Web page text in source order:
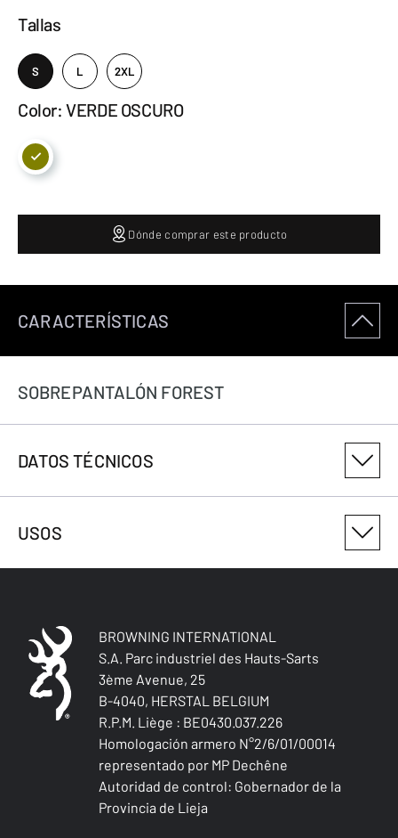
Tallas
S L 2XL
Color: VERDE OSCURO
Dónde comprar este producto
CARACTERÍSTICAS
SOBREPANTALÓN FOREST
DATOS TÉCNICOS
3009264001
IMPERMEABLE
A PRUEBA DE VIENTO
AISLAMIENTO TÉRMICO
USOS
USOS
BROWNING INTERNATIONAL
S.A. Parc industriel des Hauts-Sarts
3ème Avenue, 25
B-4040, HERSTAL BELGIUM
R.P.M. Liège : BE0430.037.226
Homologación armero N°2/6/01/00014
representado por MP Dechêne
Autoridad de control: Gobernador de la
Provincia de Lieja